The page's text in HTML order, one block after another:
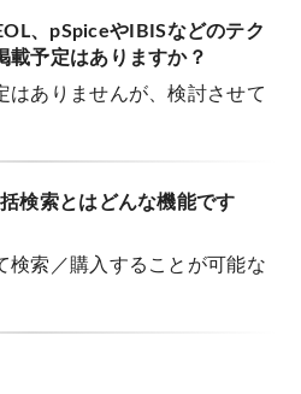
、pSpiceやIBISなどのテク
載予定はありますか？
はありませんが、検討させて
検索とはどんな機能です
検索／購入することが可能な